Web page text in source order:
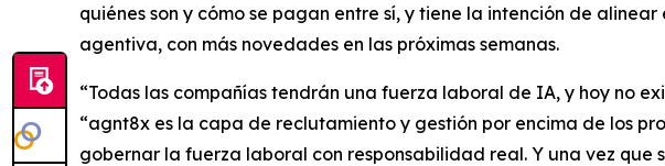
quiénes son y cómo se pagan entre sí, y tiene la intención de
agentiva, con más novedades en las próximas semanas.
“Todas las compañías tendrán una fuerza laboral de IA, y hoy no
“agnt8x es la capa de reclutamiento y gestión por encima de los
gobernar la fuerza laboral con responsabilidad real. Y una vez